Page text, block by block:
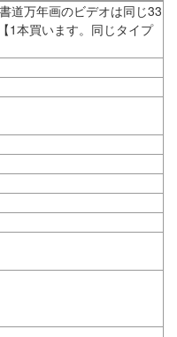
道万年画のビデオは同じ33
1本買います。同じタイプ